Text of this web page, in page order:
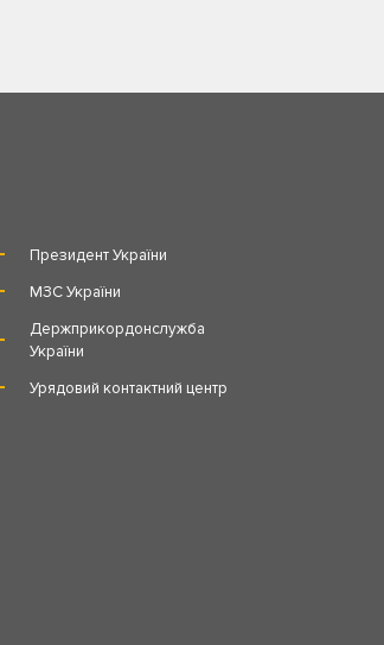
Президент України
МЗС України
Держприкордонслужба
України
Урядовий контактний центр